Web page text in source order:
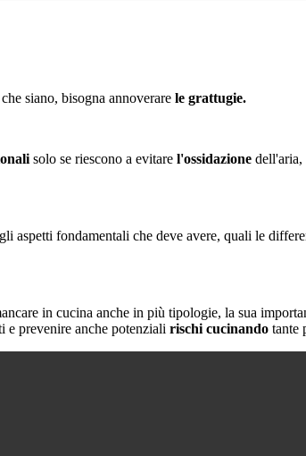
siano, bisogna annoverare le grattugie.
solo se riescono a evitare l'ossidazione dell'aria,
aspetti fondamentali che deve avere, quali le
in cucina anche in più tipologie, la sua
e prevenire anche potenziali rischi cucinando tante